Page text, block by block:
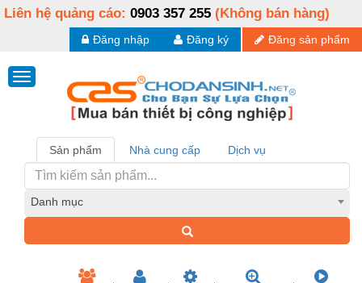
Liên hệ quảng cáo: 0903 357 255 (Không bán hàng)
Đăng sản phẩm
Đăng ký
Đăng nhập
Sản phẩm Nhà cung cấp Dịch vụ
Danh mục